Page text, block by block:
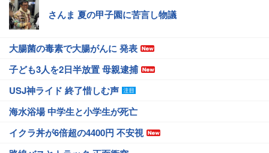
さんま 夏の甲子園に苦言し物議
大腸菌の毒素で大腸がんに 発表
子ども3人を2日半放置 母親逮捕
USJ神ライド 終了惜しむ声
海水浴場 中学生と小学生が死亡
イクラ丼が6倍超の4400円 不安視